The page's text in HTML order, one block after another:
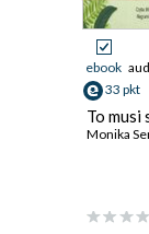
ebook
33 pkt
To musi
Monika